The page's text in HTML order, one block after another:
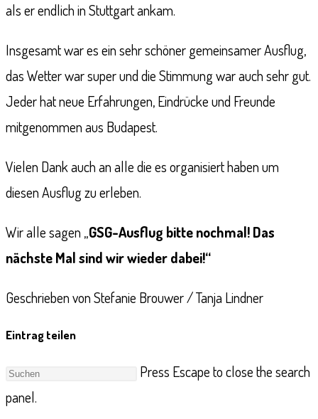
als er endlich in Stuttgart ankam.
Insgesamt war es ein sehr schöner gemeinsamer Ausflug,
das Wetter war super und die Stimmung war auch sehr gut.
Jeder hat neue Erfahrungen, Eindrücke und Freunde
mitgenommen aus Budapest.
Vielen Dank auch an alle die es organisiert haben um
diesen Ausflug zu erleben.
Wir alle sagen „GSG-Ausflug bitte nochmal! Das
nächste Mal sind wir wieder dabei!“
Geschrieben von Stefanie Brouwer / Tanja Lindner
Eintrag teilen
Press Escape to close the search
panel.